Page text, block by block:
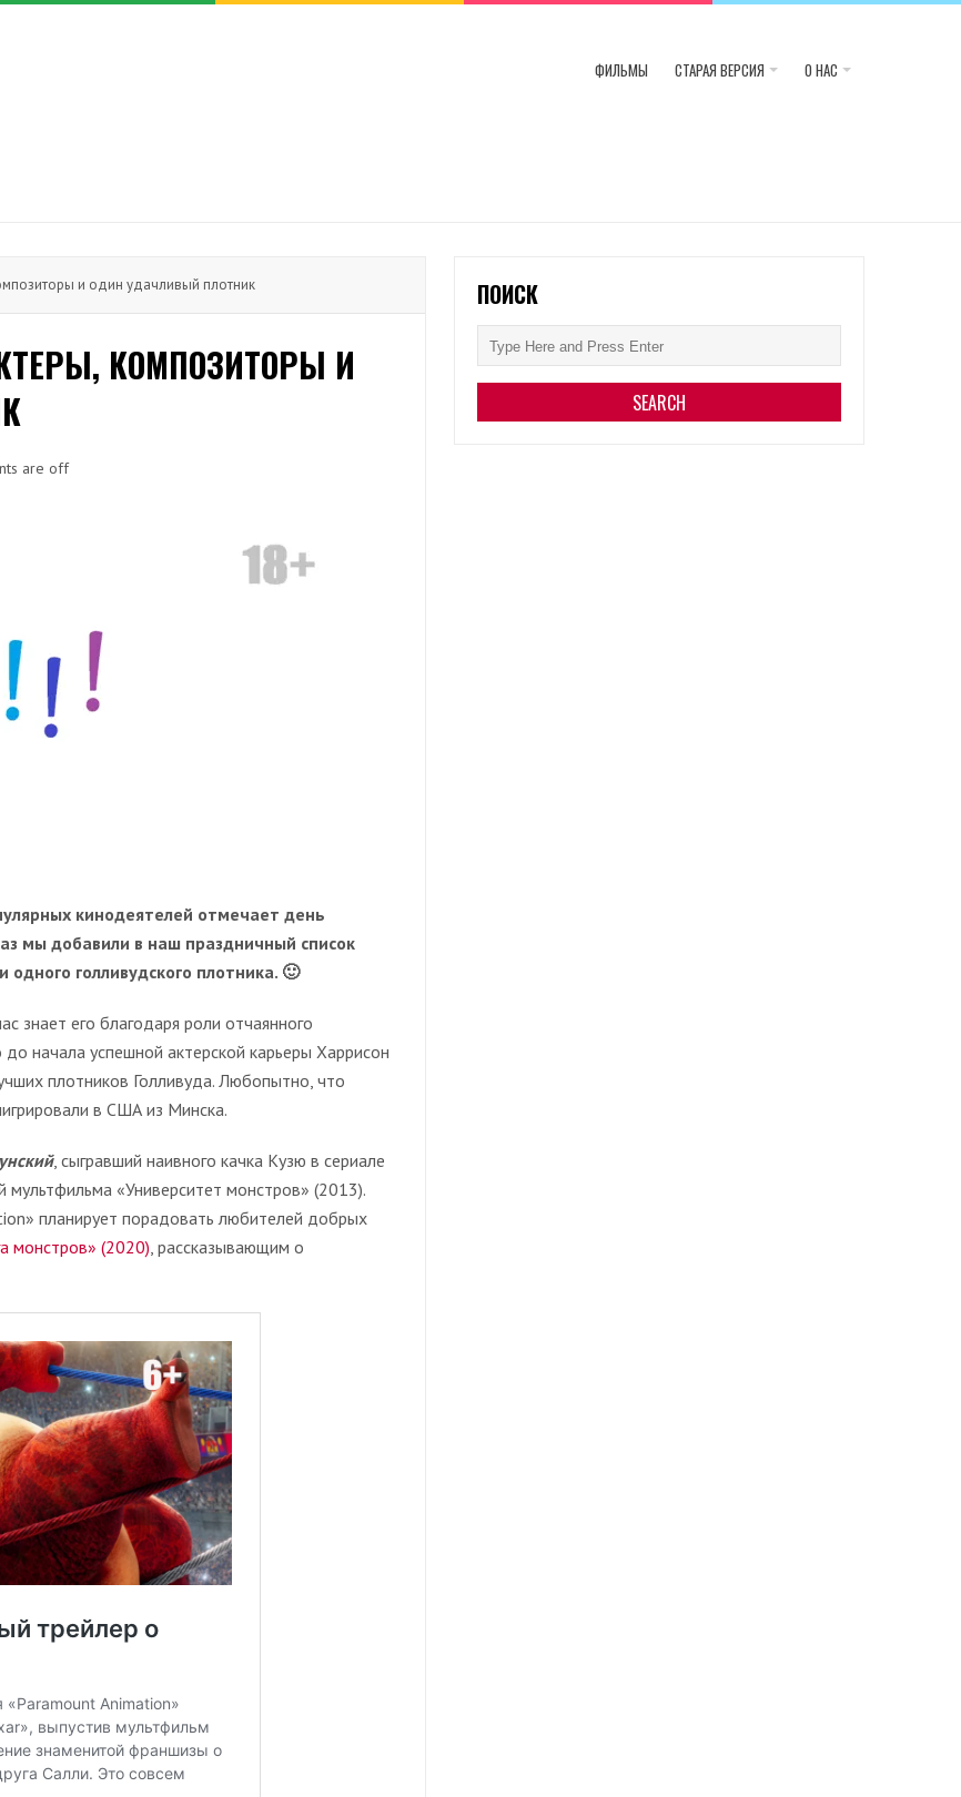
ФИЛЬМЫ СТАРАЯ ВЕРСИЯ О НАС
и один удачливый плотник
КОМПОЗИТОРЫ И
are off
кинодеятелей отмечает день
мы добавили в наш праздничный список
одного голливудского плотника. 🙂
знает его благодаря роли отчаянного
начала успешной актерской карьеры Харрисон
плотников Голливуда. Любопытно, что
в США из Минска.
, сыгравший наивного качка Кузю в сериале
«Университет монстров» (2013).
планирует порадовать любителей добрых
монстров» (2020) , рассказывающим о
ПОИСК